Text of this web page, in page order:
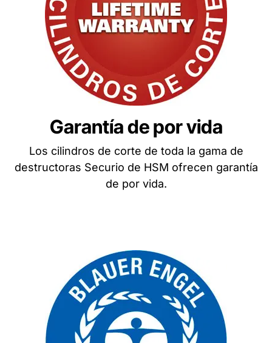
Garantía de por vida
Los cilindros de corte de toda la gama de
destructoras Securio de HSM ofrecen garantía
de por vida.